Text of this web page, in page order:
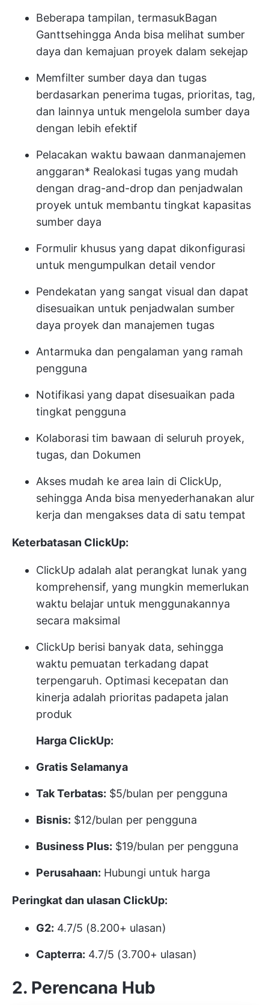
Beberapa tampilan, termasukBagan
Ganttsehingga Anda bisa melihat sumber
daya dan kemajuan proyek dalam sekejap
Memfilter sumber daya dan tugas
berdasarkan penerima tugas, prioritas, tag,
dan lainnya untuk mengelola sumber daya
dengan lebih efektif
Pelacakan waktu bawaan danmanajemen
anggaran* Realokasi tugas yang mudah
dengan drag-and-drop dan penjadwalan
proyek untuk membantu tingkat kapasitas
sumber daya
Formulir khusus yang dapat dikonfigurasi
untuk mengumpulkan detail vendor
Pendekatan yang sangat visual dan dapat
disesuaikan untuk penjadwalan sumber
daya proyek dan manajemen tugas
Antarmuka dan pengalaman yang ramah
pengguna
Notifikasi yang dapat disesuaikan pada
tingkat pengguna
Kolaborasi tim bawaan di seluruh proyek,
tugas, dan Dokumen
Akses mudah ke area lain di ClickUp,
sehingga Anda bisa menyederhanakan alur
kerja dan mengakses data di satu tempat
Keterbatasan ClickUp:
ClickUp adalah alat perangkat lunak yang
komprehensif, yang mungkin memerlukan
waktu belajar untuk menggunakannya
secara maksimal
ClickUp berisi banyak data, sehingga
waktu pemuatan terkadang dapat
terpengaruh. Optimasi kecepatan dan
kinerja adalah prioritas padapeta jalan
produk
Harga ClickUp:
Gratis Selamanya
Tak Terbatas: $5/bulan per pengguna
Bisnis: $12/bulan per pengguna
Business Plus: $19/bulan per pengguna
Perusahaan: Hubungi untuk harga
Peringkat dan ulasan ClickUp:
G2: 4.7/5 (8.200+ ulasan)
Capterra: 4.7/5 (3.700+ ulasan)
2. Perencana Hub